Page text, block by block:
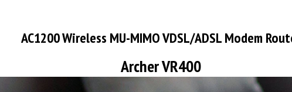
AC1200 Wireless MU-MIMO VDSL/ADSL Modem
Archer VR400